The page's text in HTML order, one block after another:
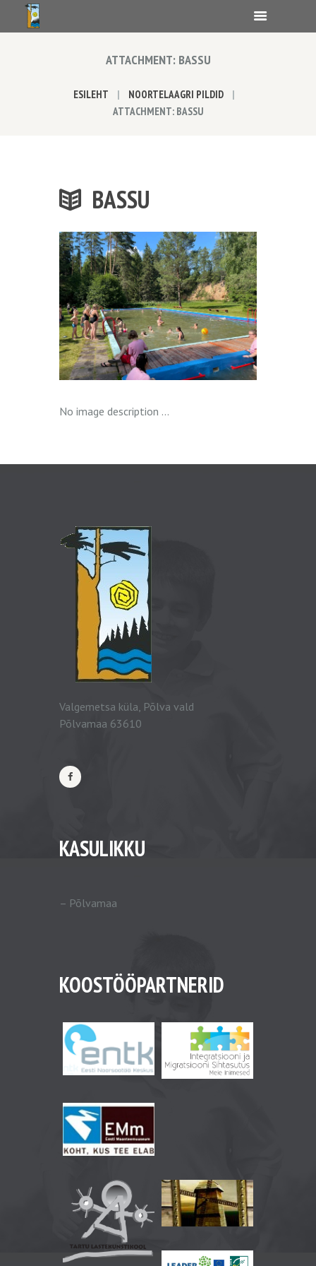
ATTACHMENT: BASSU
ESILEHT
NOORTELAAGRI PILDID
ATTACHMENT: BASSU
BASSU
No image description ...
Valgemetsa küla, Põlva vald
Põlvamaa 63610
KASULIKKU
– Põlvamaa
KOOSTÖÖPARTNERID